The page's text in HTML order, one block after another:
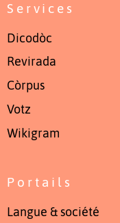
Services
Dicodòc
Revirada
Còrpus
Votz
Wikigram
Portails
Langue & société